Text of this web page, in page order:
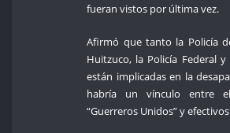
fueran vistos por última vez.
Afirmó que tanto la Policía
Huitzuco, la Policía Federal
están implicadas en la
habría un vínculo entre
“Guerreros Unidos” y